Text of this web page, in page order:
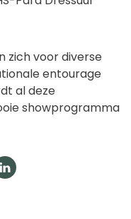
zich voor diverse
entourage
al deze
showprogramma